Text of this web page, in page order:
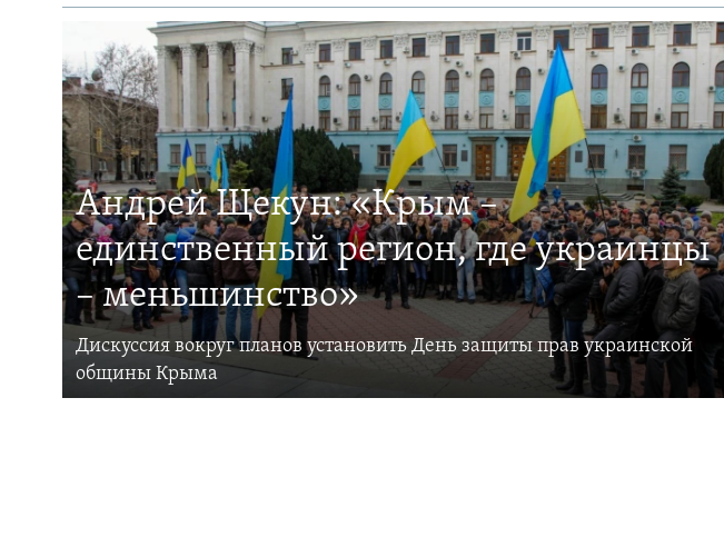
Андрей Щекун: «Крым –
единственный регион, где украинцы
– меньшинство»
Дискуссия вокруг планов установить День защиты прав украинской
общины Крыма